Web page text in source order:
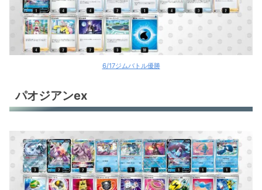
6/17ジムバトル優勝
パオジアンex